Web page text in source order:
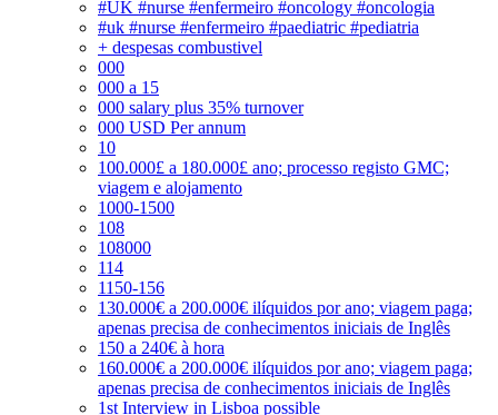
#UK #nurse #enfermeiro #oncology #oncologia
#uk #nurse #enfermeiro #paediatric #pediatria
+ despesas combustivel
000
000 a 15
000 salary plus 35% turnover
000 USD Per annum
10
100.000£ a 180.000£ ano; processo registo GMC;
viagem e alojamento
1000-1500
108
108000
114
1150-156
130.000€ a 200.000€ ilíquidos por ano; viagem paga;
apenas precisa de conhecimentos iniciais de Inglês
150 a 240€ à hora
160.000€ a 200.000€ ilíquidos por ano; viagem paga;
apenas precisa de conhecimentos iniciais de Inglês
1st Interview in Lisboa possible